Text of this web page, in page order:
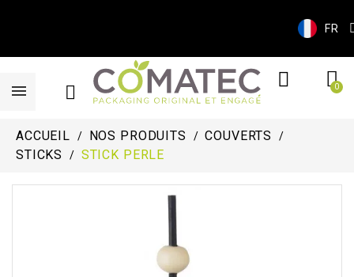
FR
ACCUEIL NOS PRODUITS
COUVERTS
STICKS
STICK PERLE